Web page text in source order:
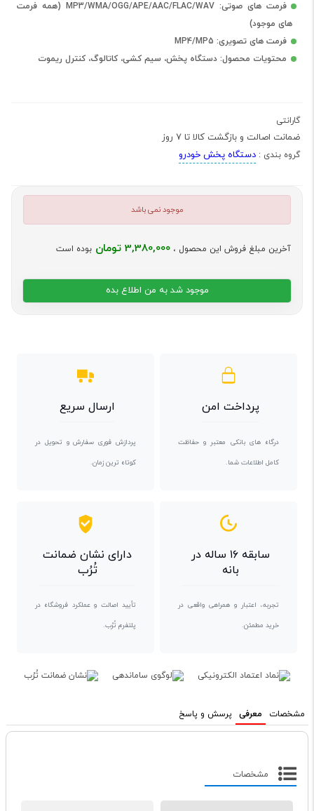
فرمت های صوتی: MP3/WMA/OGG/APE/AAC/FLAC/WAV (همه فرمت
های موجود)
فرمت های تصویری: MP4/MP5
محتویات محصول: دستگاه پخش، سیم کشی، کاتالوگ، کنترل ریموت
گارانتی
ضمانت اصالت و بازگشت کالا تا 7 روز
گروه بندی : دستگاه پخش خودرو
موجود نمی باشد
آخرین مبلغ فروش این محصول ، 3,380,000 تومان بوده است
موجود شد به من اطلاع بده
پرداخت امن
درگاه های بانکی معتبر و حفاظت
کامل اطلاعات شما.
ارسال سریع
پردازش فوری سفارش و تحویل در
کوتاه ترین زمان.
سابقه ۱۶ ساله در
بانه
تجربه، اعتبار و همراهی واقعی در
خرید مطمئن.
دارای نشان ضمانت
تُرُب
تأیید اصالت و عملکرد فروشگاه در
پلتفرم تُرُب.
مشخصات معرفی پرسش و پاسخ
مشخصات